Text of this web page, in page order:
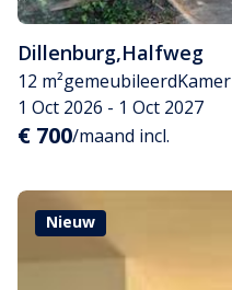
Dillenburg,Halfweg
12 m²gemeubileerdKamer
1 Oct 2026 - 1 Oct 2027
€ 700/maand incl.
Nieuw